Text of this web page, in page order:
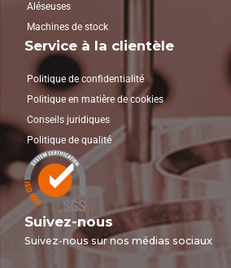
Aléseuses
Machines de stock
Service à la clientèle
Politique de confidentialité
Politique en matière de cookies
Conseils juridiques
Politique de qualité
Suivez-nous
Suivez-nous sur nos médias sociaux